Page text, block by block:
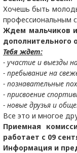
Хочешь быть
профессиональным
Ждем мальчиков
дополнительного
Тебя ждет:
- участие и выезды
- пребывание на
- познавательные
- присвоение
- новые друзья и
Все это и многое
Приемная
работает с 09
Информация и